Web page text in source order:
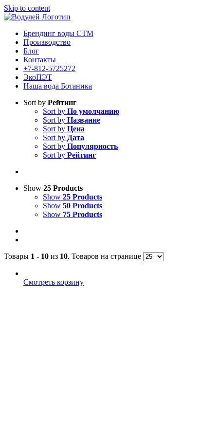
Skip to content
Брендинг воды СТМ
Производство
Блог
Контакты
+7-812-5725272
ЭкоПЭТ
Наша вода Ботаника
Sort by Рейтинг
Sort by По умолчанию
Sort by Название
Sort by Цена
Sort by Дата
Sort by Популярность
Sort by Рейтинг
Show 25 Products
Show 25 Products
Show 50 Products
Show 75 Products
Товары 1 - 10 из 10. Товаров на странице
Смотреть корзину